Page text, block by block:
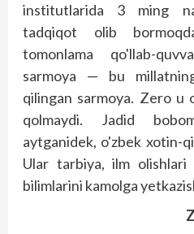
institutlarida 3 ming
tadqiqot olib
tomonlama qo'llab-
sarmoya — bu
qilingan sarmoya. Zero u
qolmaydi. Jadid
aytganidek, o'zbek xotin-
Ular tarbiya, ilm olishlari
bilimlarini kamolga